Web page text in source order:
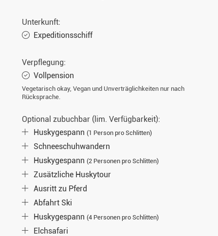
Unterkunft:
Expeditionsschiff
Verpflegung:
Vollpension
Vegetarisch okay, Vegan und Unverträglichkeiten nur nach
Rücksprache.
Optional zubuchbar (lim. Verfügbarkeit):
Huskygespann (1 Person pro Schlitten)
Schneeschuhwandern
Huskygespann (2 Personen pro Schlitten)
Zusätzliche Huskytour
Ausritt zu Pferd
Abfahrt Ski
Huskygespann (4 Personen pro Schlitten)
Elchsafari